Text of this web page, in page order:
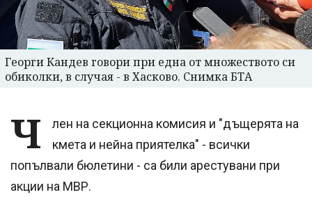
Георги Кандев говори при една от множеството си
обиколки, в случая - в Хасково. Снимка БТА
Ч
лен на секционна комисия и "дъщерята на
кмета и нейна приятелка" - всички
попълвали бюлетини - са били арестувани при
акции на МВР.